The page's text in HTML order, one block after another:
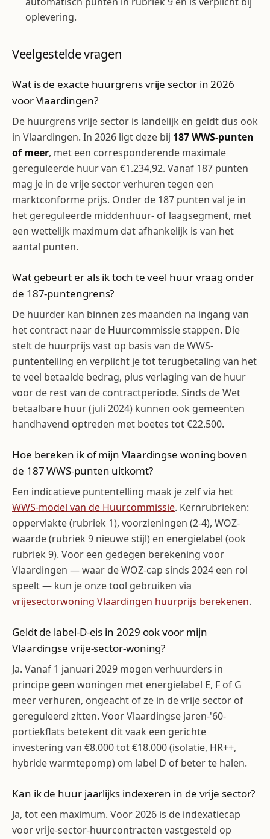
oplevering.
Veelgestelde vragen
Wat is de exacte huurgrens vrije sector in 2026
voor Vlaardingen?
De huurgrens vrije sector is landelijk en geldt dus ook
in Vlaardingen. In 2026 ligt deze bij 187 WWS-punten
of meer, met een corresponderende maximale
gereguleerde huur van €1.234,92. Vanaf 187 punten
mag je in de vrije sector verhuren tegen een
marktconforme prijs. Onder de 187 punten val je in
het gereguleerde middenhuur- of laagsegment, met
een wettelijk maximum dat afhankelijk is van het
aantal punten.
Wat gebeurt er als ik toch te veel huur vraag onder
de 187-puntengrens?
De huurder kan binnen zes maanden na ingang van
het contract naar de Huurcommissie stappen. Die
stelt de huurprijs vast op basis van de WWS-
puntentelling en verplicht je tot terugbetaling van het
te veel betaalde bedrag, plus verlaging van de huur
voor de rest van de contractperiode. Sinds de Wet
betaalbare huur (juli 2024) kunnen ook gemeenten
handhavend optreden met boetes tot €22.500.
Hoe bereken ik of mijn Vlaardingse woning boven
de 187 WWS-punten uitkomt?
Een indicatieve puntentelling maak je zelf via het
WWS-model van de Huurcommissie. Kernrubrieken:
oppervlakte (rubriek 1), voorzieningen (2-4), WOZ-
waarde (rubriek 9 nieuwe stijl) en energielabel (ook
rubriek 9). Voor een gedegen berekening voor
Vlaardingen — waar de WOZ-cap sinds 2024 een rol
speelt — kun je onze tool gebruiken via
vrijesectorwoning Vlaardingen huurprijs berekenen.
Geldt de label-D-eis in 2029 ook voor mijn
Vlaardingse vrije-sector-woning?
Ja. Vanaf 1 januari 2029 mogen verhuurders in
principe geen woningen met energielabel E, F of G
meer verhuren, ongeacht of ze in de vrije sector of
gereguleerd zitten. Voor Vlaardingse jaren-'60-
portiekflats betekent dit vaak een gerichte
investering van €8.000 tot €18.000 (isolatie, HR++,
hybride warmtepomp) om label D of beter te halen.
Kan ik de huur jaarlijks indexeren in de vrije sector?
Ja, tot een maximum. Voor 2026 is de indexatiecap
voor vrije-sector-huurcontracten vastgesteld op